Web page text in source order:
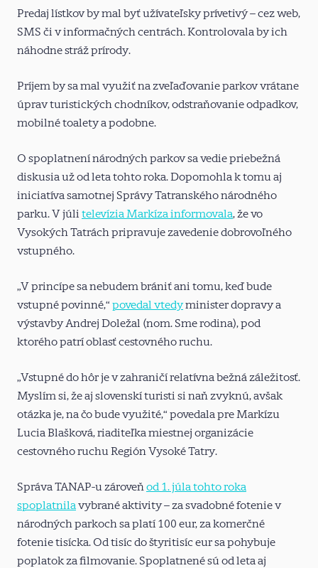
Predaj lístkov by mal byť užívateľsky prívetivý – cez web,
SMS či v informačných centrách. Kontrolovala by ich
náhodne stráž prírody.
Príjem by sa mal využiť na zveľaďovanie parkov vrátane
úprav turistických chodníkov, odstraňovanie odpadkov,
mobilné toalety a podobne.
O spoplatnení národných parkov sa vedie priebežná
diskusia už od leta tohto roka. Dopomohla k tomu aj
iniciatíva samotnej Správy Tatranského národného
parku. V júli televízia Markíza informovala, že vo
Vysokých Tatrách pripravuje zavedenie dobrovoľného
vstupného.
„V princípe sa nebudem brániť ani tomu, keď bude
vstupné povinné,“ povedal vtedyminister dopravy a
výstavby Andrej Doležal (nom. Sme rodina), pod
ktorého patrí oblasť cestovného ruchu.
„Vstupné do hôr je v zahraničí relatívna bežná záležitosť.
Myslím si, že aj slovenskí turisti si naň zvyknú, avšak
otázka je, na čo bude využité,“ povedala pre Markízu
Lucia Blašková, riaditeľka miestnej organizácie
cestovného ruchu Región Vysoké Tatry.
Správa TANAP-u zároveňod 1. júla tohto roka
spoplatnilavybrané aktivity – za svadobné fotenie v
národných parkoch sa platí 100 eur, za komerčné
fotenie tisícka. Od tisíc do štyritisíc eur sa pohybuje
poplatok za filmovanie. Spoplatnené sú od leta aj